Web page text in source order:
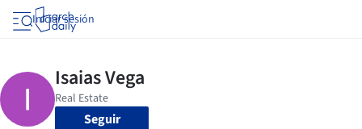
Iniciar sesión
Seguir